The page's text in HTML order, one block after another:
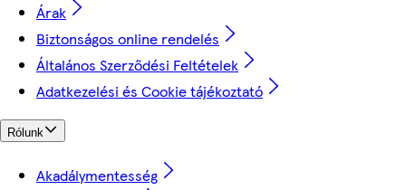
Árak
Biztonságos online rendelés
Általános Szerződési Feltételek
Adatkezelési és Cookie tájékoztató
Rólunk
Akadálymentesség